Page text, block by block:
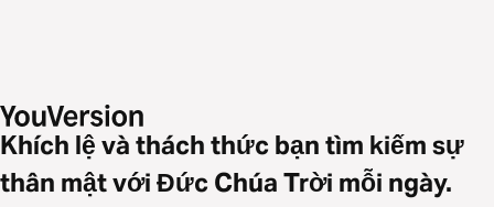
Khích lệ và thách thức bạn tìm kiếm sự
thân mật với Đức Chúa Trời mỗi ngày.